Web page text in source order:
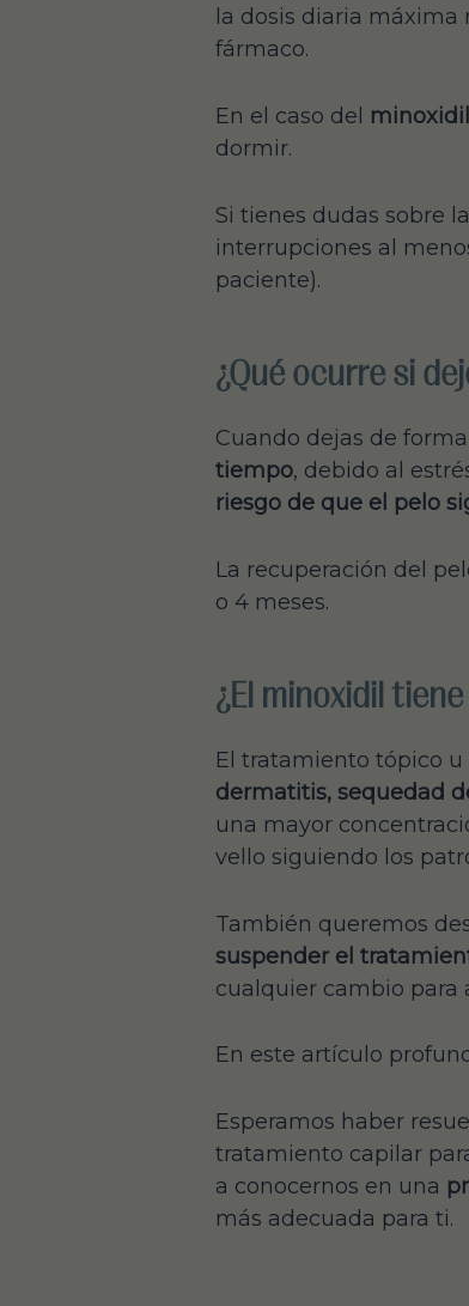
la dosis diaria máxima
fármaco.
En el caso del
dormir.
Si tienes dudas sobre
interrupciones al
paciente).
¿Qué ocurre si
Cuando dejas de
tiempo, debido al
riesgo de que el pelo
La recuperación del
o 4 meses.
¿El minoxidil
El tratamiento tópico
dermatitis, sequedad
una mayor
vello siguiendo los
También queremos
suspender el
cualquier cambio para
En este artículo
Esperamos haber
tratamiento capilar
a conocernos en una
más adecuada para ti.